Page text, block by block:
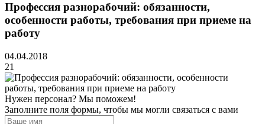
Профессия разнорабочий: обязанности,
особенности работы, требования при приеме на
работу
04.04.2018
21
Нужен персонал? Мы поможем!
Заполните поля формы, чтобы мы могли связаться с вами